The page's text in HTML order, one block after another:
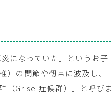
になっていた」というお子
の関節や靭帯に波及し、
（Grisel症候群）」と呼びま